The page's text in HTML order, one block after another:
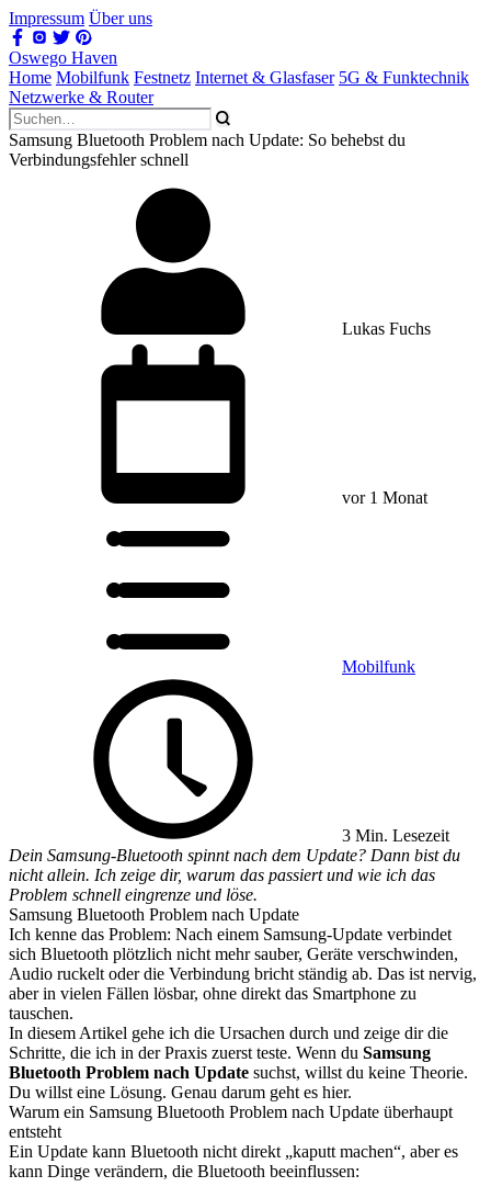
Impressum Über uns
Oswego Haven
Home Mobilfunk Festnetz Internet & Glasfaser 5G & Funktechnik
Netzwerke & Router
Samsung Bluetooth Problem nach Update: So behebst du
Verbindungsfehler schnell
Lukas Fuchs
vor 1 Monat
Mobilfunk
3 Min. Lesezeit
Dein Samsung-Bluetooth spinnt nach dem Update? Dann bist du
nicht allein. Ich zeige dir, warum das passiert und wie ich das
Problem schnell eingrenze und löse.
Samsung Bluetooth Problem nach Update
Ich kenne das Problem: Nach einem Samsung-Update verbindet
sich Bluetooth plötzlich nicht mehr sauber, Geräte verschwinden,
Audio ruckelt oder die Verbindung bricht ständig ab. Das ist nervig,
aber in vielen Fällen lösbar, ohne direkt das Smartphone zu
tauschen.
In diesem Artikel gehe ich die Ursachen durch und zeige dir die
Schritte, die ich in der Praxis zuerst teste. Wenn du Samsung
Bluetooth Problem nach Update suchst, willst du keine Theorie.
Du willst eine Lösung. Genau darum geht es hier.
Warum ein Samsung Bluetooth Problem nach Update überhaupt
entsteht
Ein Update kann Bluetooth nicht direkt „kaputt machen“, aber es
kann Dinge verändern, die Bluetooth beeinflussen: